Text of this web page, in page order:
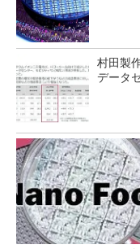
村田製
データ